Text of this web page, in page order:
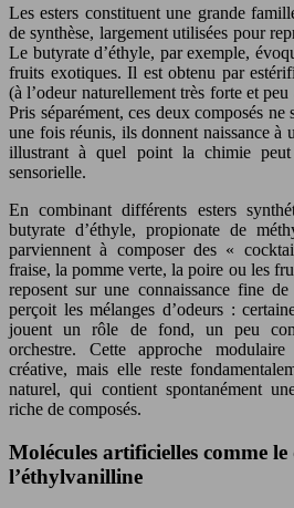
Les esters constituent une grande
de synthèse, largement utilisées pour
Le butyrate d’éthyle, par exemple,
fruits exotiques. Il est obtenu par
(à l’odeur naturellement très forte et
Pris séparément, ces deux composés ne
une fois réunis, ils donnent naissance à
illustrant à quel point la chimie peut
sensorielle.
En combinant différents esters
butyrate d’éthyle, propionate de
parviennent à composer des «
fraise, la pomme verte, la poire ou les
reposent sur une connaissance fine
perçoit les mélanges d’odeurs :
jouent un rôle de fond, un peu
orchestre. Cette approche
créative, mais elle reste
naturel, qui contient spontanément
riche de composés.
Molécules artificielles comme le
l’éthylvanilline